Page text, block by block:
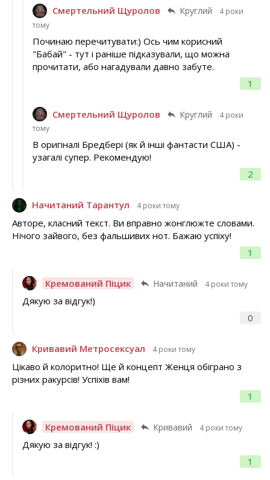
Смертельний Щуролов Круглий
4 роки
тому
1
Починаю перечитувати:) Ось чим корисний
"Бабай" - тут і раніше підказували, що можна
прочитати, або нагадували давно забуте.
Смертельний Щуролов Круглий
4 роки
тому
2
В оригіналі Бредбері (як й інші фантасти США) -
узагалі супер. Рекомендую!
Начитаний Тарантул 4 роки тому
1
Авторе, класний текст. Ви вправно жонглюжте словами.
Нічого зайвого, без фальшивих нот. Бажаю успіху!
Кремований Піцик Начитаний 4 роки тому
0
Дякую за відгук!)
Кривавий Метросексуал 4 роки тому
1
Цікаво й колоритно! Ще й концепт Женця обіграно з
різних ракурсів! Успіхів вам!
Кремований Піцик Кривавий 4 роки тому
1
Дякую за відгук! :)